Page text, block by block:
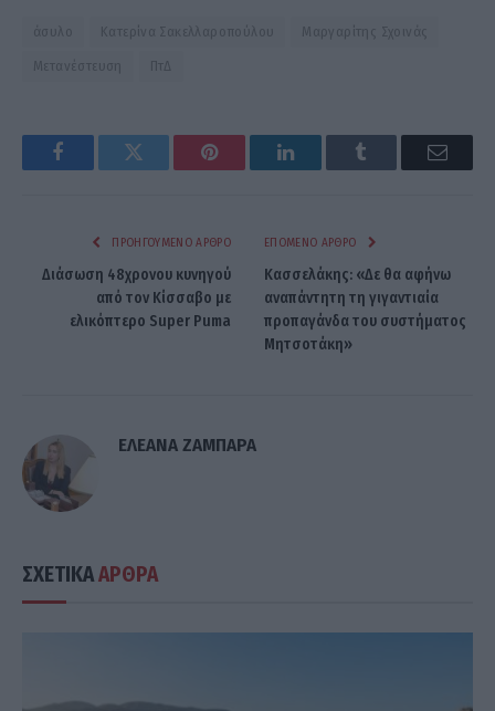
άσυλο Κατερίνα Σακελλαροπούλου Μαργαρίτης Σχοινάς
Μετανέστευση ΠτΔ
FacebookTwitter Pinterest LinkedInTumblr Email
ΠΡΟΗΓΟΎΜΕΝΟ ΆΡΘΡΟ
Διάσωση 48χρονου κυνηγού
από τον Κίσσαβο με
ελικόπτερο Super Puma
ΕΠΌΜΕΝΟ ΆΡΘΡΟ
Κασσελάκης: «Δε θα αφήνω
αναπάντητη τη γιγαντιαία
προπαγάνδα του συστήματος
Μητσοτάκη»
ΕΛΕΑΝΑ ΖΑΜΠΑΡΑ
ΣΧΕΤΙΚΑΑΡΘΡΑ